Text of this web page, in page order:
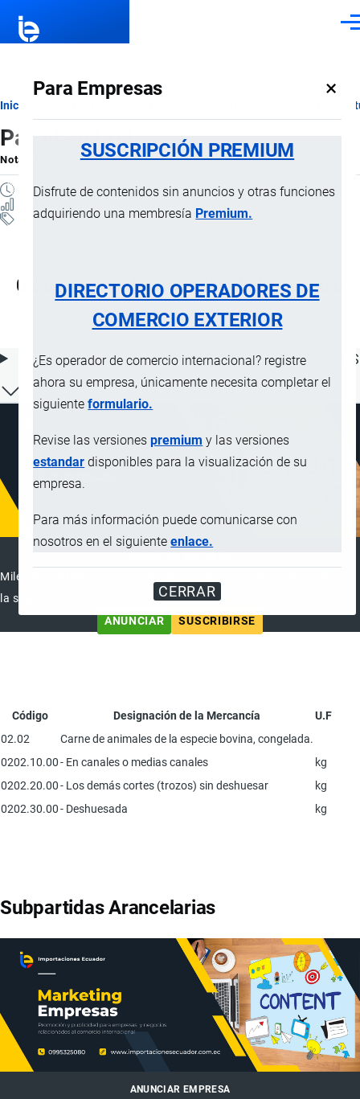
Para Empresas ×
SUSCRIPCIÓN PREMIUM
Disfrute de contenidos sin anuncios y otras funciones
adquiriendo una membresía Premium.
DIRECTORIO OPERADORES DE
COMERCIO EXTERIOR
¿Es operador de comercio internacional? registre
ahora su empresa, únicamente necesita completar el
siguienteformulario.
Revise las versionespremium y las versiones
estandar disponibles para la visualización de su
empresa.
Para más información puede comunicarse con
nosotros en el siguienteenlace.
CERRAR
Ruta
de
navegación
Inicio
Partida 02.02
Nota ExplicativaporImportaciones …, 16 Julio, 2024
2 MINUTOS
Notas Explicativas
02.02 Carne de animales de la especie
bovina, congelada
ÍNDICE DE CONTENIDOS
Miles de visitantes ya vieron este anuncio, tu empresa puede ser
la siguiente
ANUNCIAR
SUSCRIBIRSE
Código Designación de la Mercancía
U.F
02.02
Carne de animales de la especie bovina, congelada.
0202.10.00- En canales o medias canales
kg
0202.20.00- Los demás cortes (trozos) sin deshuesar
kg
0202.30.00- Deshuesada kg
Subpartidas Arancelarias
ANUNCIAR EMPRESA